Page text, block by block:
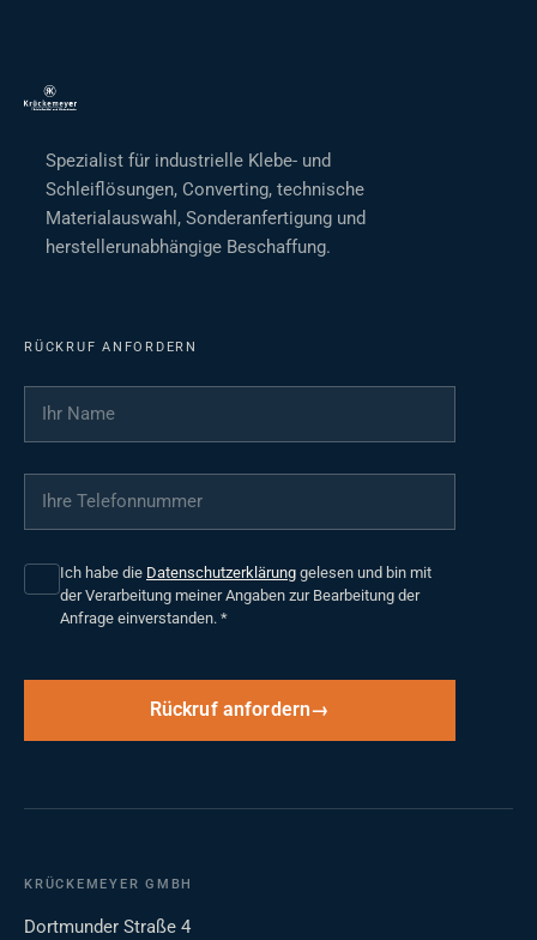
Spezialist für industrielle Klebe- und
Schleiflösungen, Converting, technische
Materialauswahl, Sonderanfertigung und
herstellerunabhängige Beschaffung.
RÜCKRUF ANFORDERN
Ihr Name
Ihre Telefonnummer
Ich habe die Datenschutzerklärung gelesen und bin mit
der Verarbeitung meiner Angaben zur Bearbeitung der
Anfrage einverstanden. *
Rückruf anfordern
KRÜCKEMEYER GMBH
Dortmunder Straße 4